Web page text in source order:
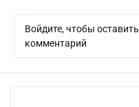
Войдите, чтобы оставить
комментарий